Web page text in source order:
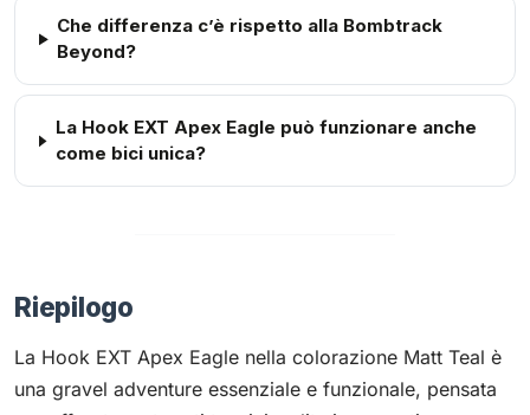
Che differenza c’è rispetto alla Bombtrack
Beyond?
La Hook EXT Apex Eagle può funzionare anche
come bici unica?
Riepilogo
La Hook EXT Apex Eagle nella colorazione Matt Teal è
una gravel adventure essenziale e funzionale, pensata